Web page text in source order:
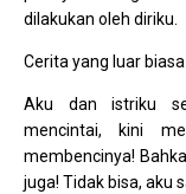
dilakukan oleh diriku.
Cerita yang luar
Aku dan istriku
mencintai, kini
membencinya!
juga! Tidak bisa, aku